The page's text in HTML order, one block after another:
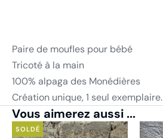
Paire de moufles pour bébé
Tricoté à la main
100% alpaga des Monédières
Création unique, 1 seul exemplaire.
Vous aimerez aussi ...
SOLDÉ